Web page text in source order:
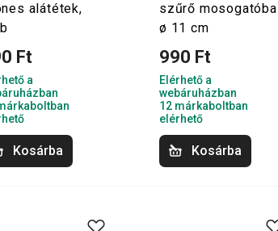
alátétek,
Ft
a
Kosárba
szűrő mosogatóba
ø 11 cm
990 Ft
Elérhető a
webáruházban
12 márkaboltban
elérhető
Kosárba